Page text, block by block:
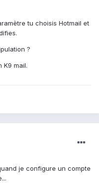
tu choisis Hotmail et
?
K9 mail.
je configure un compte